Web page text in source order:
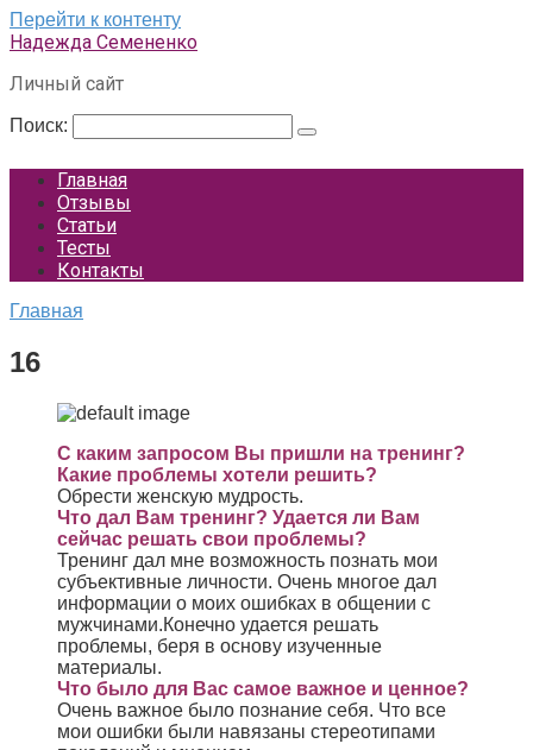
Перейти к контенту
Надежда Семененко
Личный сайт
Поиск:
Главная
Отзывы
Статьи
Тесты
Контакты
Главная
16
С каким запросом Вы пришли на тренинг?
Какие проблемы хотели решить?
Обрести женскую мудрость.
Что дал Вам тренинг? Удается ли Вам
сейчас решать свои проблемы?
Тренинг дал мне возможность познать мои
субъективные личности. Очень многое дал
информации о моих ошибках в общении с
мужчинами.Конечно удается решать
проблемы, беря в основу изученные
материалы.
Что было для Вас самое важное и ценное?
Очень важное было познание себя. Что все
мои ошибки были навязаны стереотипами